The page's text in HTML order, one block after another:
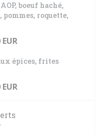
boeuf haché,
roquette,
épices, frites